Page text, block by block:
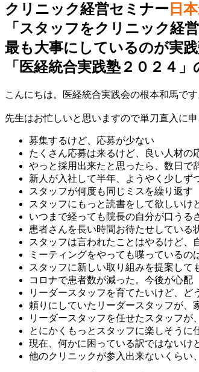
クリニック経営セミナー 日
「スタッフをクリニック経
最も大事にしているのが実
「医経統合実践塾２０２４」
こんにちは。医経統合実践会の根本和馬です
先生はお忙しいと思いますので単刀直入に
募集するけど、応募が少ない
たくさん応募は来るけど、良い人材の
やっと採用出来たと思ったら、数日で
新人が入社して半年、ようやく少しず
スタッフが何度も同じミスを繰り返す
スタッフにもっと読書をして欲しいけ
いつまで経っても院長の自分が口うる
患者さんを長い時間お待たせしている
スタッフは言われたことはやるけど、
ミーティングをやっても喋っている
スタッフに新しい取り組みを提案して
コロナで患者数が減った。今後が心配
リーダースタッフを育てたいけど、ど
頼りにしていたリーダースタッフが、
リーダースタッフを任せたスタッフが
とにかくもっとスタッフに楽しそうに
現在、何かに困っている訳ではないけ
他のクリニックが参入出来ないくらい